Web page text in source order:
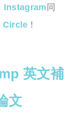
Instagram 同
Circle ！
英文補
文